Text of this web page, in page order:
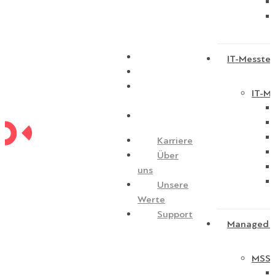
Karriere
Über
uns
Unsere
Werte
Support
IT-
IT-
Managed